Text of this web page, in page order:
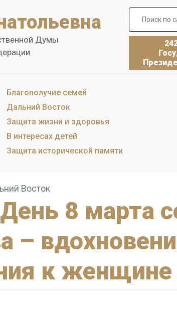
Думы
Благополучие семей
Дальний Восток
Защита жизни и здоровья
В интересах детей
Защита исторической памяти
Восток
8 марта
–
к женщине